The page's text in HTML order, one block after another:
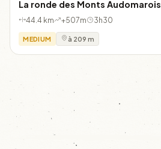
La ronde des Monts Audomarois
44.4 km +507m 3h30
MEDIUM à 209 m